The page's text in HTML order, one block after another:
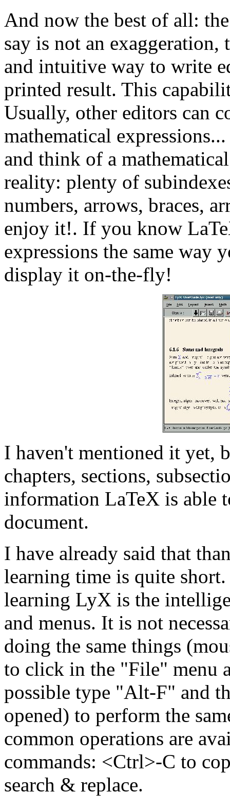
And now the best of all:
say is not an
and intuitive way to write
printed result. This
Usually, other editors can
mathematical
and think of a
reality: plenty of
numbers, arrows, braces,
enjoy it!. If you know
expressions the same way
display it on-the-fly!
I haven't mentioned it yet,
chapters, sections,
information LaTeX is able
document.
I have already said that
learning time is quite
learning LyX is the
and menus. It is not
doing the same things
to click in the "File" menu
possible type "Alt-F" and
opened) to perform the
common operations are
commands: <Ctrl>-C to
search & replace.